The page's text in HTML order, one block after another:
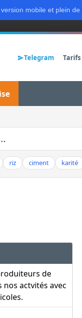
mobile et plein de
Telegram Tarifs
riz ciment karité
de
actvités avec